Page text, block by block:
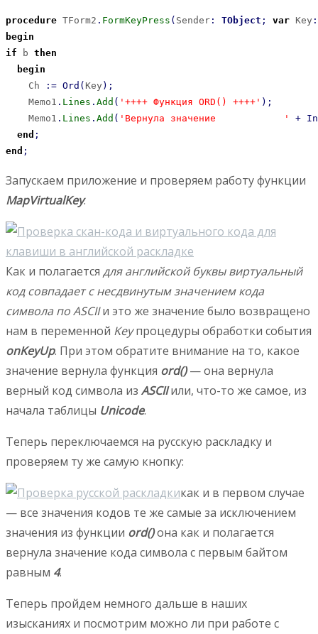
procedure TForm2 . FormKeyPress ( Sender : TObject ; var Key :
begin
if b then
begin
    Ch
: = Ord ( Key ) ;
    Memo1
. Lines . Add ( '++++ Функция ORD() ++++' ) ;
    Memo1
. Lines . Add ( 'Вернула значение            ' +
end ;
end ;
Запускаем приложение и проверяем работу функции
MapVirtualKey:
Как и полагается для английской буквы виртуальный
код совпадает с несдвинутым значением кода
символа по ASCIIи это же значение было возвращено
нам в переменной Keyпроцедуры обработки события
onKeyUp. При этом обратите внимание на то, какое
значение вернула функция ord()— она вернула
верный код символа из ASCIIили, что-то же самое, из
начала таблицы Unicode.
Теперь переключаемся на русскую раскладку и
проверяем ту же самую кнопку:
как и в первом случае
— все значения кодов те же самые за исключением
значения из функции ord()она как и полагается
вернула значение кода символа с первым байтом
равным 4.
Теперь пройдем немного дальше в наших
изысканиях и посмотрим можно ли при работе с